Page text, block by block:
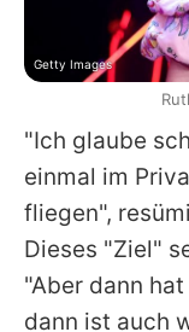
"Ich glaube
einmal im
fliegen",
Dieses "Ziel"
"Aber dann
dann ist auch
Getty Images